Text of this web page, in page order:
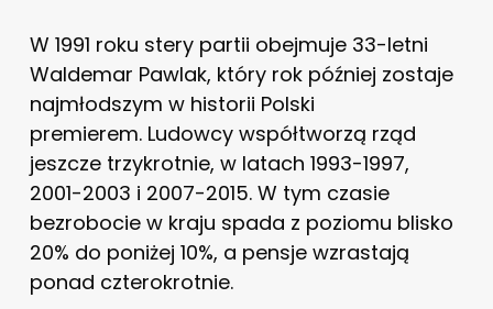
W 1991 roku stery partii obejmuje 33-letni
Waldemar Pawlak, który rok później zostaje
najmłodszym w historii Polski
premierem. Ludowcy współtworzą rząd
jeszcze trzykrotnie, w latach 1993-1997,
2001-2003 i 2007-2015. W tym czasie
bezrobocie w kraju spada z poziomu blisko
20% do poniżej 10%, a pensje wzrastają
ponad czterokrotnie.